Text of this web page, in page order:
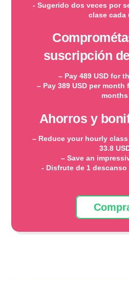
- Sugerido dos veces por
clase cada
suscripción
– Pay 489 USD for
– Pay 389 USD per
months
Ahorros y
– Reduce your hourly class
33.8
– Save an
- Disfrute de 1 descanso